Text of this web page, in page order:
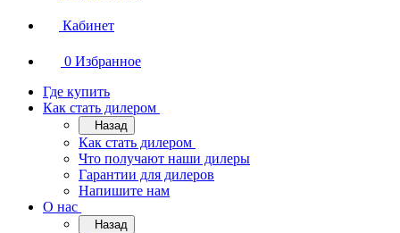
Кабинет
0 Избранное
Где купить
Как стать дилером
Назад
Как стать дилером
Что получают наши дилеры
Гарантии для дилеров
Напишите нам
О нас
Назад